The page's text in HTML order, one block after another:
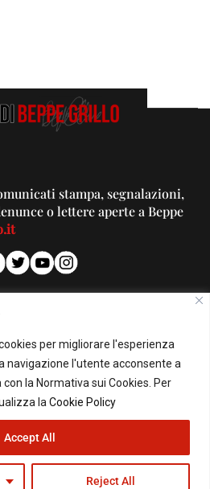
per migliorare l'esperienza
navigazione l'utente acconsente a
la Normativa sui Cookies. Per
la Cookie Policy
Reject All
Accept All
stampa, segnalazioni,
o lettere aperte a Beppe
PUBBLICITA'
la tua pubblicità su questo Blog:
pubblicita@beppegrillo.it
Grillo. All Rights Reserved - Powered by